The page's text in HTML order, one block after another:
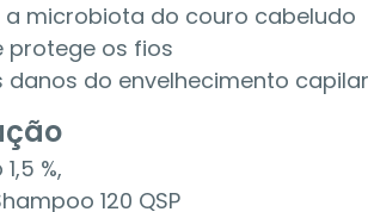
a microbiota do couro cabeludo
protege os fios
danos do envelhecimento capilar
%,
120 QSP